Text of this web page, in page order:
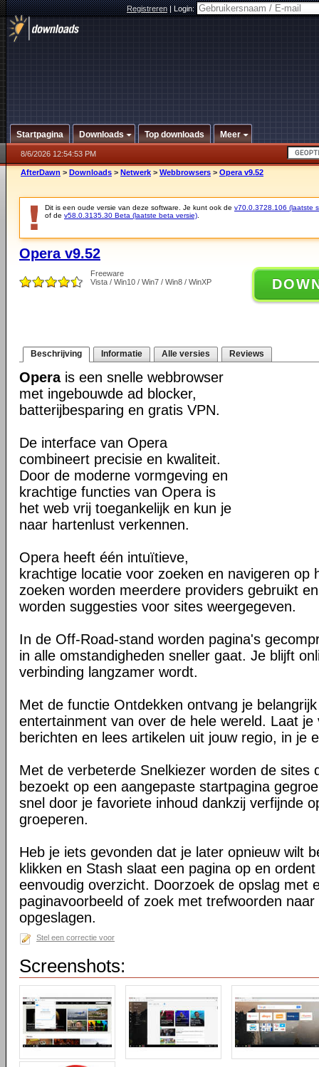
Registreren|Login:
Startpagina Downloads Top downloads Meer
8/6/2026 12:54:53 PM
AfterDawn > Downloads > Netwerk > Webbrowsers > Opera v9.52
Dit is een oude versie van deze software. Je kunt ook de v70.0.3728.106 (laatste
of de v58.0.3135.30 Beta (laatste beta versie)
Opera v9.52
Freeware
Vista / Win10 / Win7 / Win8 / WinXP
Beschrijving Informatie Alle versies Reviews
Operais een snelle webbrowser
met ingebouwde ad blocker,
batterijbesparing en gratis VPN.
De interface van Opera
combineert precisie en kwaliteit.
Door de moderne vormgeving en
krachtige functies van Opera is
het web vrij toegankelijk en kun je
naar hartenlust verkennen.
Opera heeft één intuïtieve,
krachtige locatie voor zoeken en navigeren op
zoeken worden meerdere providers gebruikt
worden suggesties voor sites weergegeven.
In de Off-Road-stand worden pagina's
in alle omstandigheden sneller gaat. Je blijft
verbinding langzamer wordt.
Met de functie Ontdekken ontvang je
entertainment van over de hele wereld. Laat je
berichten en lees artikelen uit jouw regio, in je
Met de verbeterde Snelkiezer worden de sites
bezoekt op een aangepaste startpagina
snel door je favoriete inhoud dankzij verfijnde
groeperen.
Heb je iets gevonden dat je later opnieuw wilt
klikken en Stash slaat een pagina op en ordent
eenvoudig overzicht. Doorzoek de opslag met
paginavoorbeeld of zoek met trefwoorden
opgeslagen.
Stel een correctie voor
Screenshots: